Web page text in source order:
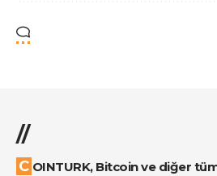
//
COINTURK, Bitcoin ve diğer tüm kripto paraların